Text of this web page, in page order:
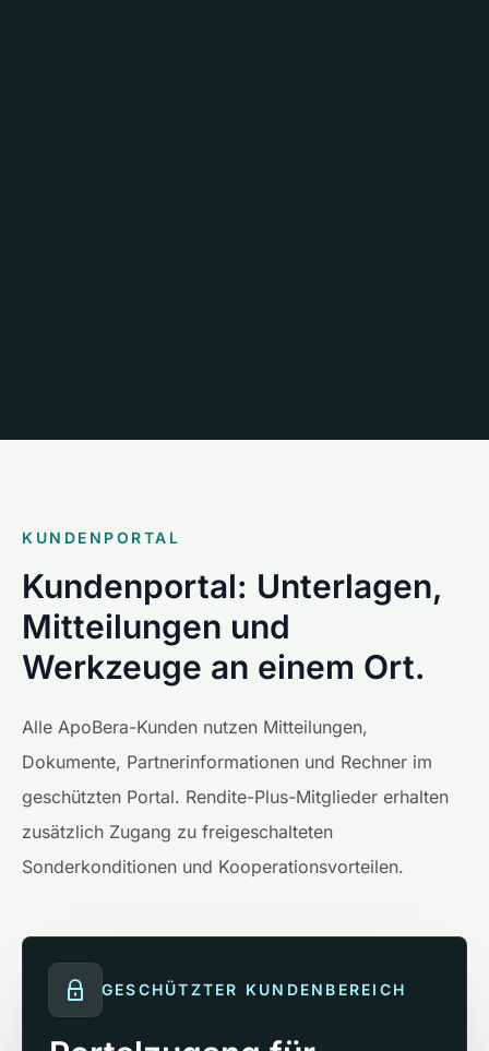
KUNDENPORTAL
Kundenportal: Unterlagen,
Mitteilungen und
Werkzeuge an einem Ort.
Alle ApoBera-Kunden nutzen Mitteilungen,
Dokumente, Partnerinformationen und Rechner im
geschützten Portal. Rendite-Plus-Mitglieder erhalten
zusätzlich Zugang zu freigeschalteten
Sonderkonditionen und Kooperationsvorteilen.
GESCHÜTZTER KUNDENBEREICH